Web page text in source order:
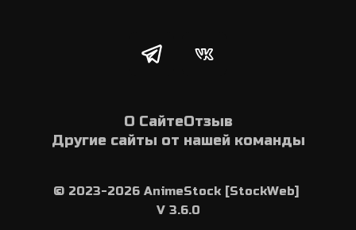
О СайтеОтзыв
Другие сайты от нашей команды
© 2023-2026 AnimeStock [StockWeb]
V 3.6.0